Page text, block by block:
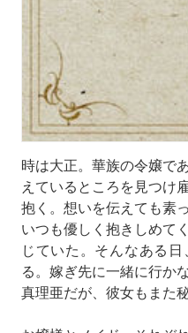
時は大正。華族の令嬢で
えているところを見つけ
抱く。想いを伝えても素
いつも優しく抱きしめて
じていた。そんなある
る。嫁ぎ先に一緒に行か
真理亜だが、彼女もまた